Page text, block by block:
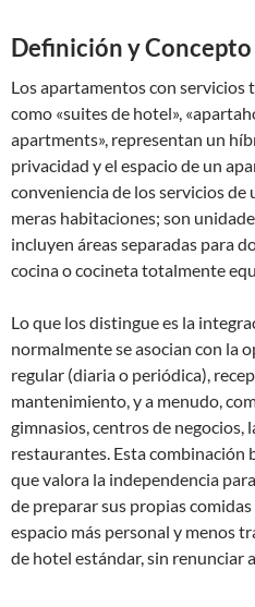
Definición y
Los apartamentos con
como «suites de hotel»,
apartments», representan un
privacidad y el espacio de un
conveniencia de los servicios
meras habitaciones; son
incluyen áreas separadas para
cocina o cocineta totalmente
Lo que los distingue es la
normalmente se asocian con la
regular (diaria o periódica),
mantenimiento, y a menudo,
gimnasios, centros de negocios,
restaurantes. Esta combinación
que valora la independencia
de preparar sus propias
espacio más personal y menos
de hotel estándar, sin renunciar